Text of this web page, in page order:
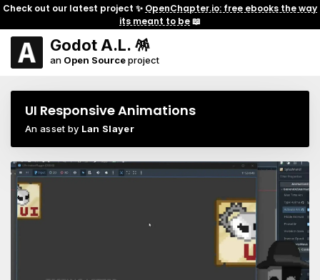
Check out our latest project ✨ OpenChapter.io: free ebooks the way
its meant to be📖
Godot A.L. 🪅
an Open Sourceproject
UI Responsive Animations
An asset by Lan Slayer